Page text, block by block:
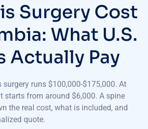
Surgery Cost
What U.S.
Actually Pay
surgery runs $100,000-$175,000. At
starts from around $6,000. A spine
the real cost, what is included, and
quote.